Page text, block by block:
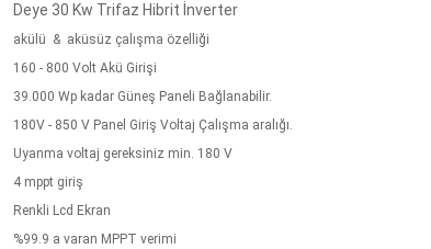
Deye 30 Kw Trifaz Hibrit İnverter
akülü & aküsüz çalışma özelliği
160 - 800 Volt Akü Girişi
39.000 Wp kadar Güneş Paneli Bağlanabilir.
180V - 850 V Panel Giriş Voltaj Çalışma aralığı.
Uyanma voltaj gereksiniz min. 180 V
4 mppt giriş
Renkli Lcd Ekran
%99.9 a varan MPPT verimi